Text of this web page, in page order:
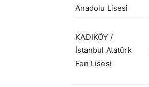
Anadolu Lisesi
KADIKÖY /
İstanbul Atatürk
Fen Lisesi